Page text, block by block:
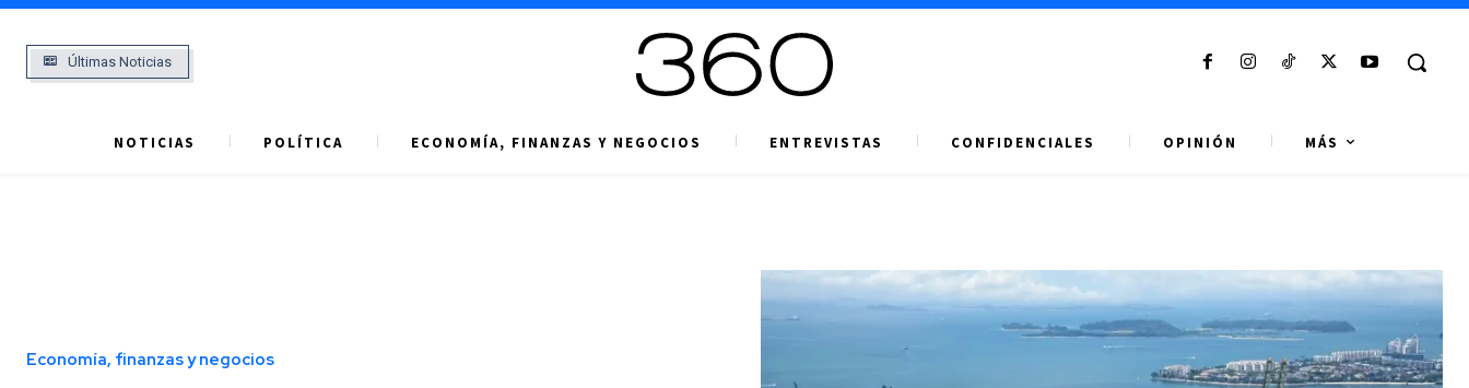
Últimas Noticias
NOTICIAS POLÍTICA ECONOMÍA, FINANZAS Y NEGOCIOS ENTREVISTAS CONFIDENCIALES OPINIÓN MÁS
Economía, finanzas y negocios